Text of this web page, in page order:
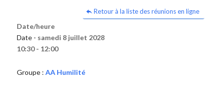
Retour à la liste des réunions en ligne
Date/heure
Date - samedi 8 juillet 2028
10:30 - 12:00
Groupe : AA Humilité